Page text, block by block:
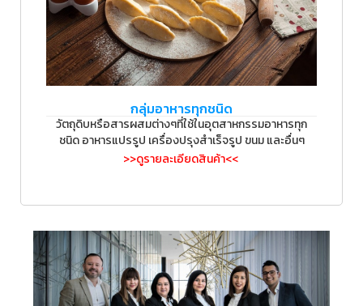
กลุ่มอาหารทุกชนิด
วัตถุดิบหรือสารผสมต่างๆที่ใช้ในอุตสาหกรรมอาหารทุก
ชนิด อาหารแปรรูป เครื่องปรุงสำเร็จรูป ขนม และอื่นๆ
>>ดูรายละเอียดสินค้า<<